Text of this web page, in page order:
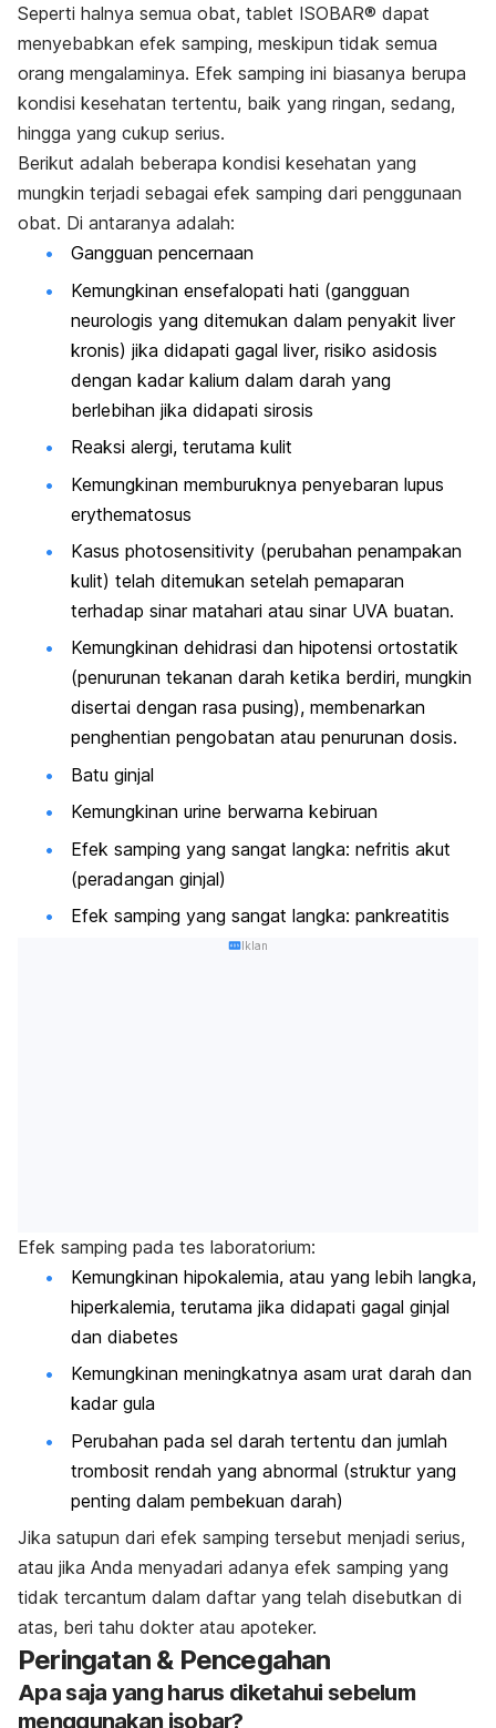
Seperti halnya semua obat, tablet ISOBAR® dapat
menyebabkan efek samping, meskipun tidak semua
orang mengalaminya. Efek samping ini biasanya berupa
kondisi kesehatan tertentu, baik yang ringan, sedang,
hingga yang cukup serius.
Berikut adalah beberapa kondisi kesehatan yang
mungkin terjadi sebagai efek samping dari penggunaan
obat. Di antaranya adalah:
Gangguan pencernaan
Kemungkinan ensefalopati hati (gangguan
neurologis yang ditemukan dalam penyakit liver
kronis) jika didapati gagal liver, risiko asidosis
dengan kadar kalium dalam darah yang
berlebihan jika didapati sirosis
Reaksi alergi, terutama kulit
Kemungkinan memburuknya penyebaran lupus
erythematosus
Kasus photosensitivity (perubahan penampakan
kulit) telah ditemukan setelah pemaparan
terhadap sinar matahari atau sinar UVA buatan.
Kemungkinan dehidrasi dan hipotensi ortostatik
(penurunan tekanan darah ketika berdiri, mungkin
disertai dengan rasa pusing), membenarkan
penghentian pengobatan atau penurunan dosis.
Batu ginjal
Kemungkinan urine berwarna kebiruan
Efek samping yang sangat langka: nefritis akut
(peradangan ginjal)
Efek samping yang sangat langka: pankreatitis
Iklan
Efek samping pada tes laboratorium:
Kemungkinan hipokalemia, atau yang lebih langka,
hiperkalemia, terutama jika didapati gagal ginjal
dan diabetes
Kemungkinan meningkatnya asam urat darah dan
kadar gula
Perubahan pada sel darah tertentu dan jumlah
trombosit rendah yang abnormal (struktur yang
penting dalam pembekuan darah)
Jika satupun dari efek samping tersebut menjadi serius,
atau jika Anda menyadari adanya efek samping yang
tidak tercantum dalam daftar yang telah disebutkan di
atas, beri tahu dokter atau apoteker.
Peringatan & Pencegahan
Apa saja yang harus diketahui sebelum
menggunakan isobar?